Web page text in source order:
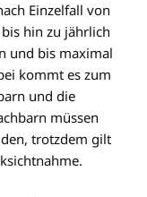
Einzelfall von
hin zu jährlich
und bis maximal
kommt es zum
und die
müssen
trotzdem gilt